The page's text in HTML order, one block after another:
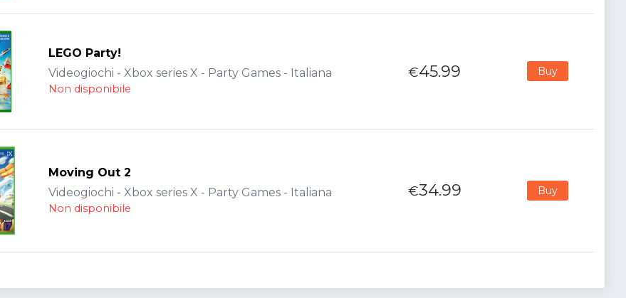
LEGO Party!
Videogiochi - Xbox series X - Party Games - Italiana
Non disponibile
€45.99 Buy
Moving Out 2
Videogiochi - Xbox series X - Party Games - Italiana
Non disponibile
€34.99 Buy